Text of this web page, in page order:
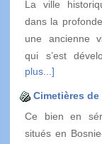
La ville
dans la
une ancienne
qui s’est
plus...]
Cimetières
Ce bien en
situés en